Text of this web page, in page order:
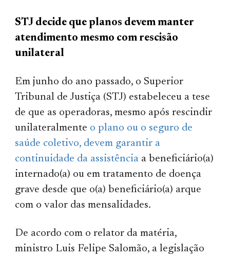
STJ decide que planos devem manter
atendimento mesmo com rescisão
unilateral
Em junho do ano passado, o Superior
Tribunal de Justiça (STJ) estabeleceu a tese
de que as operadoras, mesmo após rescindir
unilateralmente o plano ou o seguro de
saúde coletivo, devem garantir a
continuidade da assistência a beneficiário(a)
internado(a) ou em tratamento de doença
grave desde que o(a) beneficiário(a) arque
com o valor das mensalidades.
De acordo com o relator da matéria,
ministro Luis Felipe Salomão, a legislação